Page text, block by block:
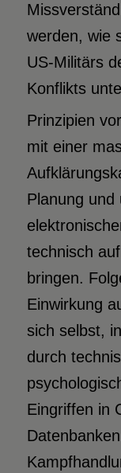
werden, wie
US-Militärs
Konflikts
Prinzipien
mit einer
Planung und
technisch
bringen.
Einwirkung
sich selbst,
durch
Eingriffen in